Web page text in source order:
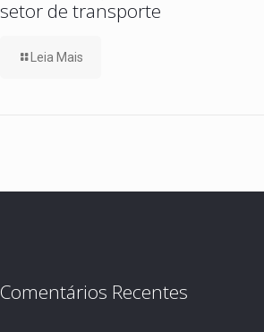
setor de transporte
Leia Mais
Comentários Recentes